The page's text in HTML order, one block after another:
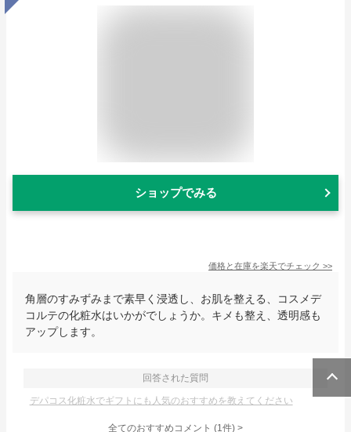
ショップでみる
価格と在庫を楽天でチェック >>
角層のすみずみまで素早く浸透し、お肌を整える、コスメデ
コルテの化粧水はいかがでしょうか。キメも整え、透明感も
アップします。
回答された質問
デパコス化粧水でギフトにも人気のおすすめを教えてください
全てのおすすめコメント (1件) >